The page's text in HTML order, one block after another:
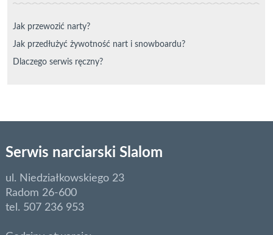
Jak przewozić narty?
Jak przedłużyć żywotność nart i snowboardu?
Dlaczego serwis ręczny?
Serwis narciarski Slalom
ul. Niedziałkowskiego 23
Radom 26-600
tel. 507 236 953